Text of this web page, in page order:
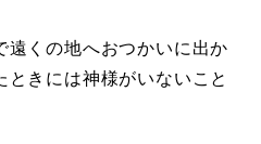
遠くの地へおつかいに出か
きには神様がいないこと